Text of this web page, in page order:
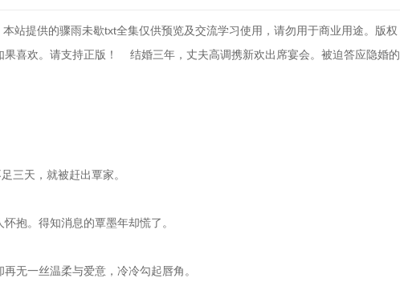
站提供的骤雨未歇txt全集仅供预览及交流学习使用，请勿用于商业用途。版权
喜欢。请支持正版！    结婚三年，丈夫高调携新欢出席宴会。被迫答应隐婚的
三天，就被赶出覃家。
抱。得知消息的覃墨年却慌了。
无一丝温柔与爱意，冷冷勾起唇角。